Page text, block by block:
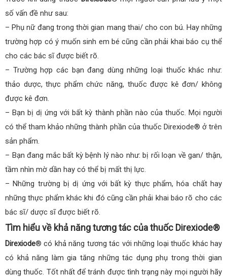
số vấn đề như sau:
– Phụ nữ đang trong thời gian mang thai/ cho con bú. Hay những
trường hợp có ý muốn sinh em bé cũng cần phải khai báo cụ thể
cho các bác sĩ được biết rõ.
– Trường hợp các bạn đang dùng những loại thuốc khác như:
thảo dược, thực phẩm chức năng, thuốc được kê đơn/ không
được kê đơn.
– Bạn bị dị ứng với bất kỳ thành phần nào của thuốc. Mọi người
có thể tham khảo những thành phần của thuốc Direxiode® ở trên
sản phẩm.
– Bạn đang mắc bất kỳ bệnh lý nào như: bị rối loạn về gan/ thận,
tầm nhìn mờ dần hay có thể bị mất thị lực.
– Những trường bị dị ứng với bất kỳ thực phẩm, hóa chất hay
những thực phẩm khác khi đó cũng cần phải khai báo rõ cho các
bác sĩ/ dược sĩ được biết rõ.
Tìm hiểu về khả năng tương tác của thuốc Direxiode®
Direxiode® có khả năng tương tác với những loại thuốc khác hay
có khả năng làm gia tăng những tác dụng phụ trong thời gian
dùng thuốc. Tốt nhất để tránh được tình trạng này mọi người hãy